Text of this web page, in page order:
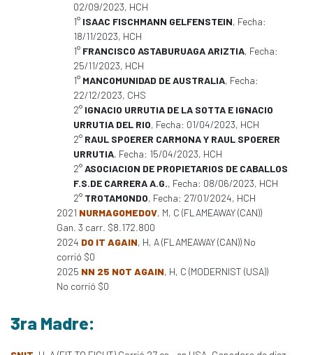
02/09/2023, HCH
1° ISAAC FISCHMANN GELFENSTEIN, Fecha:
18/11/2023, HCH
1° FRANCISCO ASTABURUAGA ARIZTIA, Fecha:
25/11/2023, HCH
1° MANCOMUNIDAD DE AUSTRALIA, Fecha:
22/12/2023, CHS
2° IGNACIO URRUTIA DE LA SOTTA E IGNACIO
URRUTIA DEL RIO, Fecha: 01/04/2023, HCH
2° RAUL SPOERER CARMONA Y RAUL SPOERER
URRUTIA, Fecha: 15/04/2023, HCH
2°ASOCIACION DE PROPIETARIOS DE CABALLOS
F.S.DE CARRERA A.G., Fecha: 08/06/2023, HCH
2° TROTAMONDO, Fecha: 27/01/2024, HCH
2021 NURMAGOMEDOV, M, C (FLAMEAWAY (CAN))
Gan. 3 carr. $8.172.800
2024 DO IT AGAIN, H, A (FLAMEAWAY (CAN)) No
corrió $0
2025 NN 25 NOT AGAIN, H, C (MODERNIST (USA))
No corrió $0
3ra Madre: